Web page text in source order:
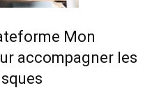
Mon
accompagner les